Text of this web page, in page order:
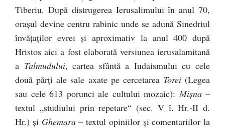
Tiberiu. După distrugerea Ierusalimului în anul 70,
oraşul devine centru rabinic unde se adună Sinedriul
învăţaţilor evrei şi aproximativ la anul 400 după
Hristos aici a fost elaborată versiunea ierusalamitană
a Talmudului, cartea sfântă a Iudaismului cu cele
două părţi ale sale axate pe cercetarea Torei(Legea
sau cele 613 porunci ale cultului mozaic): Mişna–
textul „studiului prin repetare“ (sec. V î. Hr.-II d.
Hr.) şi Ghemara– textul opiniilor şi comentariilor la